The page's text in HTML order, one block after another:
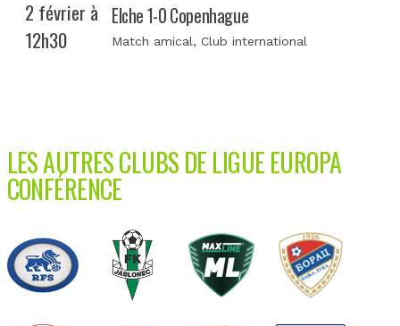
2 février à
12h30
Elche 1-0 Copenhague
Match amical, Club international
LES AUTRES CLUBS DE LIGUE EUROPA
CONFÉRENCE